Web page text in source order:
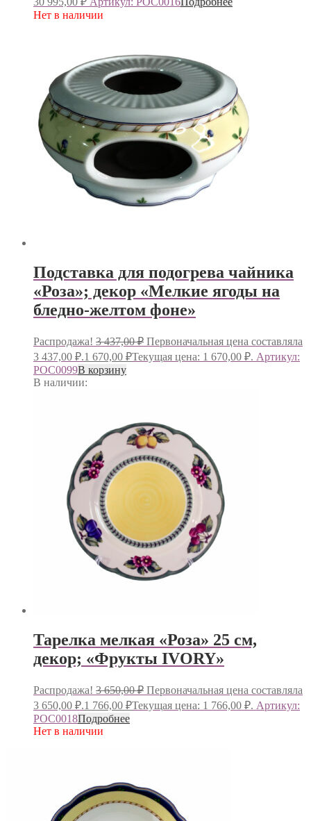
Нет в наличии
Подставка для подогрева чайника
«Роза»; декор «Мелкие ягоды на
бледно-желтом фоне»
Распродажа! 3 437,00₽ Первоначальная цена составляла
3 437,00 ₽.1 670,00 ₽Текущая цена: 1 670,00 ₽. Артикул:
РОС0099В корзину
В наличии:
Тарелка мелкая «Роза» 25 см,
декор; «Фрукты IVORY»
Распродажа! 3 650,00₽ Первоначальная цена составляла
3 650,00 ₽.1 766,00 ₽Текущая цена: 1 766,00 ₽. Артикул:
РОС0018Подробнее
Нет в наличии